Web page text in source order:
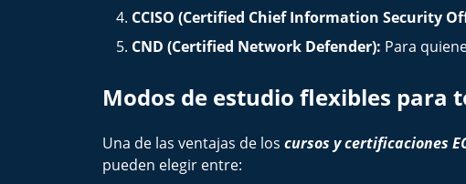
CCISO (Certified Chief Information Security
CND (Certified Network Defender): Para
Modos de estudio flexibles para
Una de las ventajas de los cursos y certificaciones
pueden elegir entre: